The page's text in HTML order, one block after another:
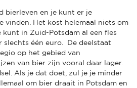
bierleven en je kunt er je
vinden. Het kost helemaal niets om
in Zuid-Potsdam al een fles
één euro. De deelstaat
op het gebied van
van bier zijn vooral daar lager.
Als je dat doet, zul je je minder
om bier draait in Potsdam en